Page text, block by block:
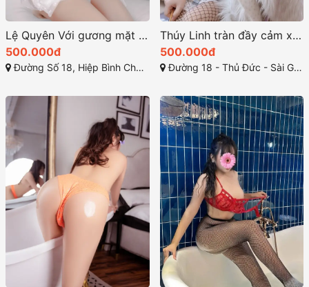
Lệ Quyên Với gương mặt hiền lành và ngây thơ
500.000đ
Đường Số 18, Hiệp Bình Chánh, Thủ Đức, Thành phố Hồ Chí Minh
Thúy Linh tràn đầy cảm xúc khi làm tình
500.000đ
Đường 18 - Thủ Đức - Sài Gòn